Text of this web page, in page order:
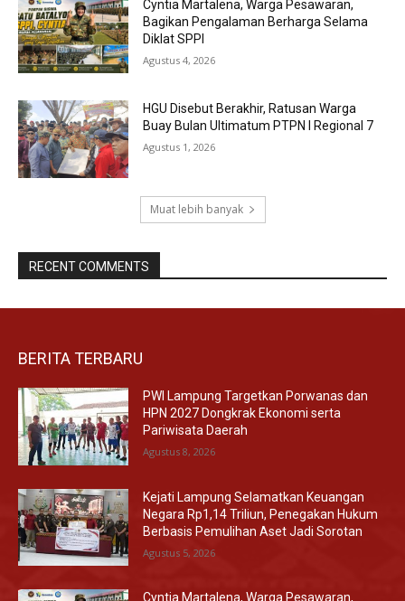
Cyntia Martalena, Warga Pesawaran,
Bagikan Pengalaman Berharga Selama
Diklat SPPI
Agustus 4, 2026
HGU Disebut Berakhir, Ratusan Warga
Buay Bulan Ultimatum PTPN I Regional 7
Agustus 1, 2026
Muat lebih banyak
RECENT COMMENTS
BERITA TERBARU
PWI Lampung Targetkan Porwanas dan
HPN 2027 Dongkrak Ekonomi serta
Pariwisata Daerah
Agustus 8, 2026
Kejati Lampung Selamatkan Keuangan
Negara Rp1,14 Triliun, Penegakan Hukum
Berbasis Pemulihan Aset Jadi Sorotan
Agustus 5, 2026
Cyntia Martalena, Warga Pesawaran,